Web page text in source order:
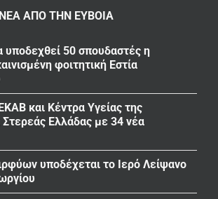
ΑΠΌ ΤΗΝ ΕΎΒΟΙΑ
υποδεχθεί 50 σπουδαστές η
φοιτητική Εστία
και Κέντρα Υγείας της
Στερεάς Ελλάδας με 34 νέα
υποδέχεται το Ιερό Λείψανο